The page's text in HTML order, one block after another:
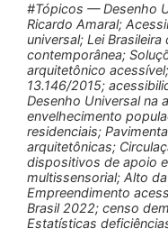
#Tópicos — Desenho
Ricardo Amaral;
universal; Lei
contemporânea;
arquitetônico
13.146/2015;
Desenho Universal na
envelhecimento
residenciais;
arquitetônicas;
dispositivos de apoio
multissensorial; Alto
Empreendimento
Brasil 2022; censo
Estatísticas